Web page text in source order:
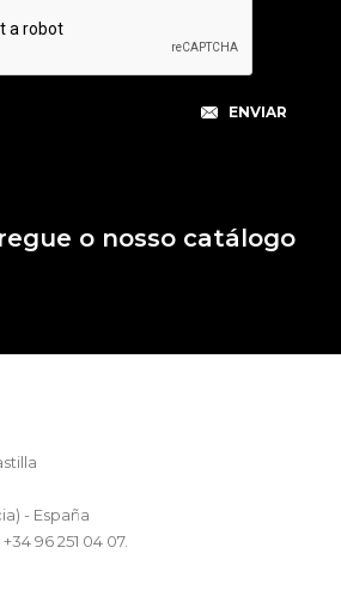
o nosso catálogo
- España
96 251 04 07.